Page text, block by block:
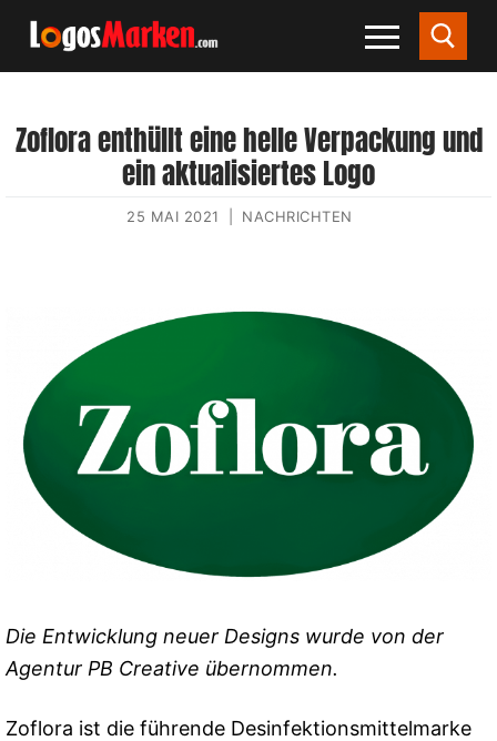
Zoflora enthüllt eine helle Verpackung und
ein aktualisiertes Logo
25 MAI 2021 NACHRICHTEN
Die Entwicklung neuer Designs wurde von der
Agentur PB Creative übernommen.
Zoflora ist die führende Desinfektionsmittelmarke